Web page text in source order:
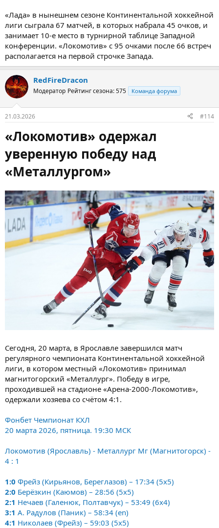
«Лада» в нынешнем сезоне Континентальной хоккейной
лиги сыграла 67 матчей, в которых набрала 45 очков, и
занимает 10-е место в турнирной таблице Западной
конференции. «Локомотив» с 95 очками после 66 встреч
располагается на первой строчке Запада.
RedFireDracon
Модератор Рейтинг сезона: 575 Команда форума
21.03.2026 #114
«Локомотив» одержал
уверенную победу над
«Металлургом»
Сегодня, 20 марта, в Ярославле завершился матч
регулярного чемпионата Континентальной хоккейной
лиги, в котором местный «Локомотив» принимал
магнитогорский «Металлург». Победу в игре,
проходившей на стадионе «Арена-2000-Локомотив»,
одержали хозяева со счётом 4:1.
Фонбет Чемпионат КХЛ
20 марта 2026, пятница. 19:30 МСК
Локомотив (Ярославль) - Металлург Мг (Магнитогорск) -
4 : 1
1:0 Фрейз (Кирьянов, Береглазов) – 17:34 (5x5)
2:0 Берёзкин (Каюмов) – 28:56 (5x5)
2:1 Нечаев (Галенюк, Полтавчук) – 53:49 (6x4)
3:1 А. Радулов (Паник) – 58:34 (en)
4:1 Николаев (Фрейз) – 59:03 (5x5)